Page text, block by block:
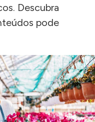
Descubra
pode